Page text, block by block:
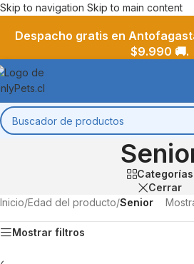
Skip to navigation Skip to main content
Despacho gratis en
$9.990 🚚.
Categorías
Cerrar
Inicio/Edad del producto/Senior
Mostrar filtros